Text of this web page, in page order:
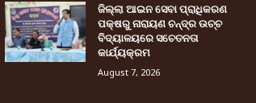
ଜିଲ୍ଲା ଆଇନ ସେବା ପ୍ରାଧିକରଣ
ପକ୍ଷରୁ ନାରାୟଣ ଚନ୍ଦ୍ର ଉଚ୍ଚ
ବିଦ୍ୟାଳୟରେ ସଚେତନତା
କାର୍ଯ୍ୟକ୍ରମ
August 7, 2026